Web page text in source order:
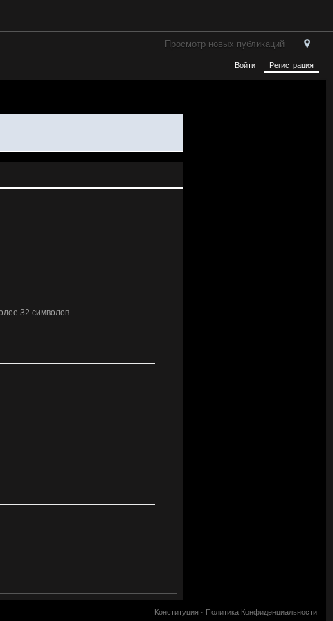
Просмотр новых публикаций
Войти Регистрация
32 символов
Политика Конфиденциальности
Конституция ·